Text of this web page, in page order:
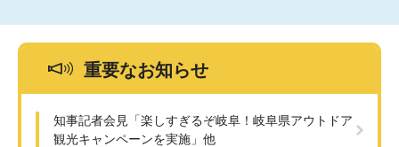
重要なお知らせ
知事記者会見「楽しすぎるぞ岐阜！岐阜県アウトドア
観光キャンペーンを実施」他